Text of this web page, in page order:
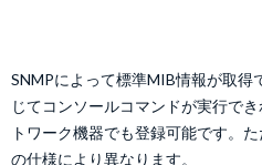
SNMPによって標準MIB情報が取得
じてコンソールコマンドが実行で
トワーク機器でも登録可能です。
の仕様により異なります。